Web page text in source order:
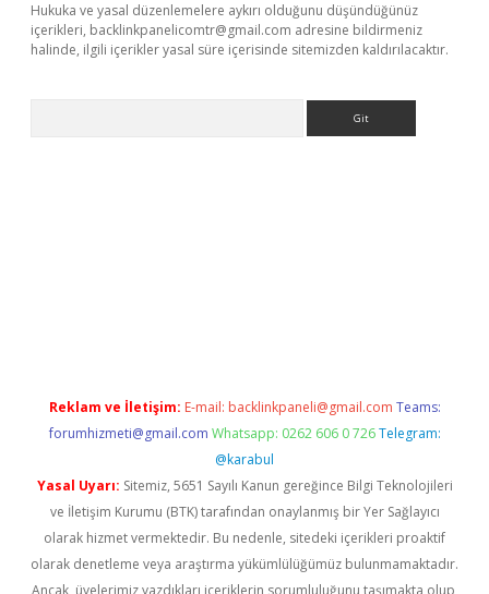
Hukuka ve yasal düzenlemelere aykırı olduğunu düşündüğünüz
içerikleri, backlinkpanelicomtr@gmail.com adresine bildirmeniz
halinde, ilgili içerikler yasal süre içerisinde sitemizden kaldırılacaktır.
Reklam ve İletişim: E-mail: backlinkpaneli@gmail.com Teams:
forumhizmeti@gmail.com Whatsapp: 0262 606 0 726 Telegram:
@karabul
Yasal Uyarı: Sitemiz, 5651 Sayılı Kanun gereğince Bilgi Teknolojileri
ve İletişim Kurumu (BTK) tarafından onaylanmış bir Yer Sağlayıcı
olarak hizmet vermektedir. Bu nedenle, sitedeki içerikleri proaktif
olarak denetleme veya araştırma yükümlülüğümüz bulunmamaktadır.
Ancak, üyelerimiz yazdıkları içeriklerin sorumluluğunu taşımakta olup,